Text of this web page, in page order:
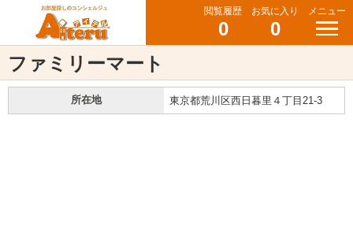
閲覧履歴
0
お気に入り
0
メニュー
ファミリーマート
所在地 東京都荒川区西日暮里４丁目21-3